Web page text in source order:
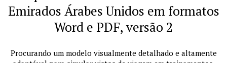
Emirados Árabes Unidos em formatos
Word e PDF, versão 2
Procurando um modelo visualmente detalhado e altamente